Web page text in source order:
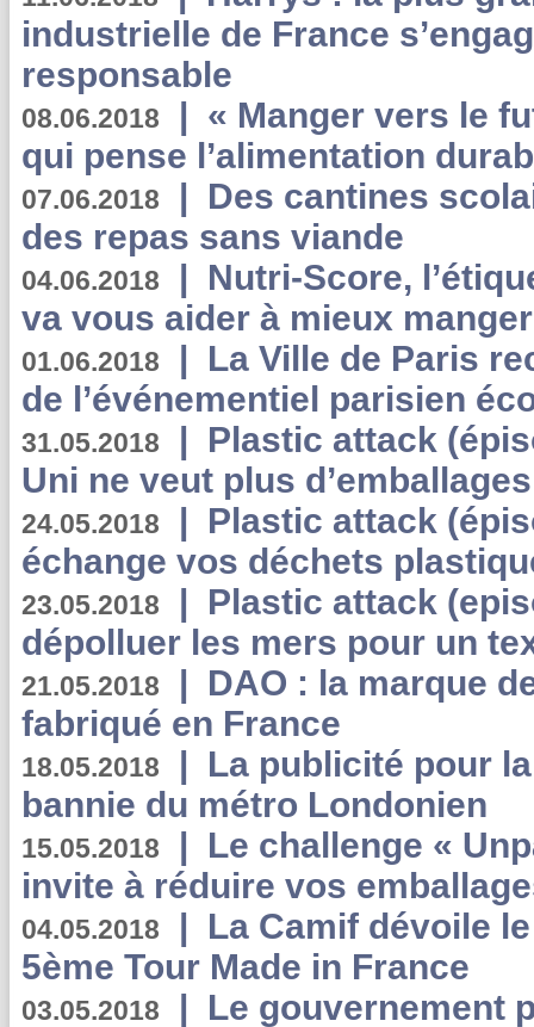
industrielle de France
responsable
08.06.2018 | « Manger vers le
qui pense l’alimentation
07.06.2018 | Des cantines
des repas sans viande
04.06.2018 | Nutri-Score,
va vous aider à mieux
01.06.2018 | La Ville de Paris
de l’événementiel parisien
31.05.2018 | Plastic attack
Uni ne veut plus
24.05.2018 | Plastic attack
échange vos déchets
23.05.2018 | Plastic attack
dépolluer les mers pour un
21.05.2018 | DAO : la marque
fabriqué en France
18.05.2018 | La publicité pour
bannie du métro Londonien
15.05.2018 | Le challenge «
invite à réduire vos
04.05.2018 | La Camif dévoile
5ème Tour Made in France
03.05.2018 | Le gouvernement